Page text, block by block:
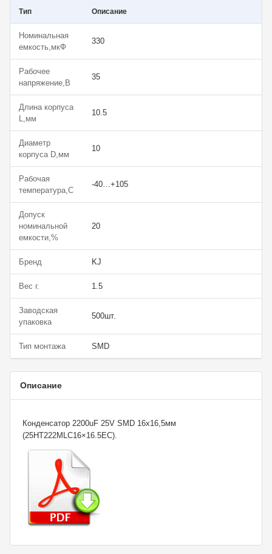
Тип Описание
Номинальная
емкость,мкФ
330
Рабочее
напряжение,В
35
Длина корпуса
L,мм
10.5
Диаметр
корпуса D,мм
10
Рабочая
температура,С
-40…+105
Допуск
номинальной
емкости,%
20
Бренд KJ
Вес г. 1.5
Заводская
упаковка
500шт.
Тип монтажа SMD
Описание
Конденсатор 2200uF 25V SMD 16x16,5мм
(25HT222MLC16×16.5EC).